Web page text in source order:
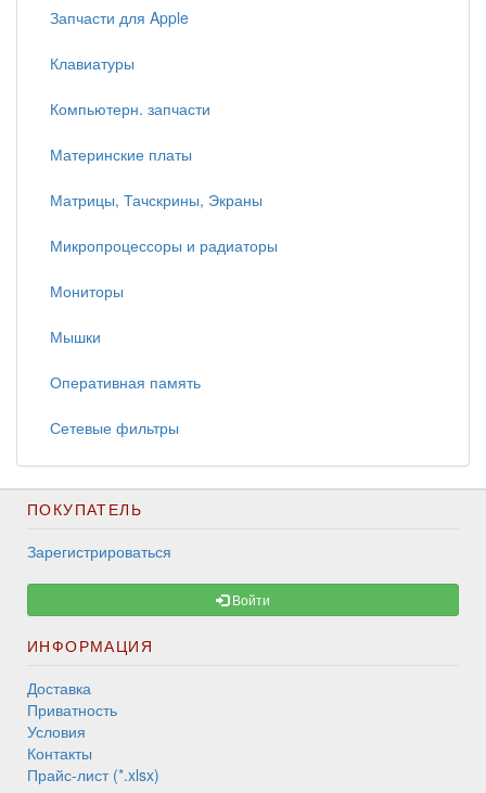
Запчасти для Apple
Клавиатуры
Компьютерн. запчасти
Материнские платы
Матрицы, Тачскрины, Экраны
Микропроцессоры и радиаторы
Мониторы
Мышки
Оперативная память
Сетевые фильтры
ПОКУПАТЕЛЬ
Зарегистрироваться
Войти
ИНФОРМАЦИЯ
Доставка
Приватность
Условия
Контакты
Прайс-лист (*.xlsx)